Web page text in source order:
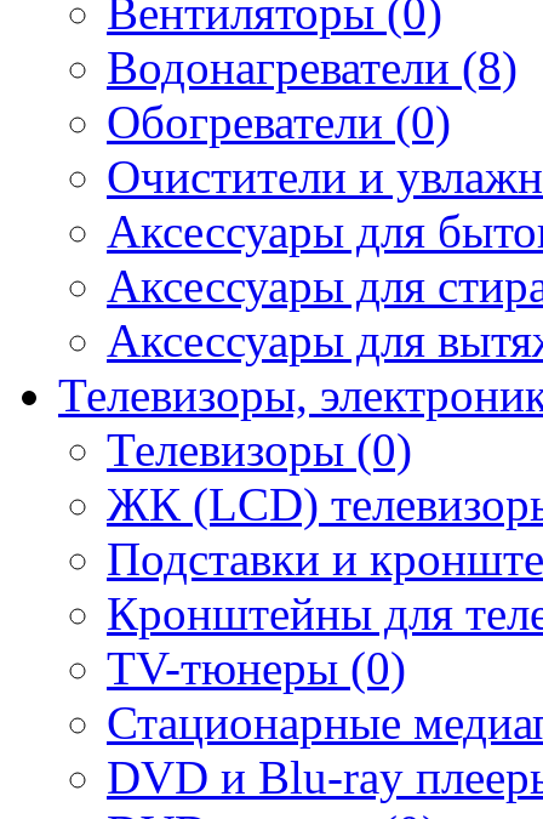
Вентиляторы (0)
Водонагреватели (8)
Обогреватели (0)
Очистители и
Аксессуары для
Аксессуары для
Аксессуары для
Телевизоры,
Телевизоры (0)
ЖК (LCD)
Подставки и
Кронштейны для
TV-тюнеры (0)
Стационарные
DVD и Blu-ray